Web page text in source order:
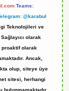
Teams:
@karabul
Teknolojileri ve
olarak
proaktif olarak
Ancak,
olup, siteye üye
sitesi, herhangi
bulunmamaktadır.